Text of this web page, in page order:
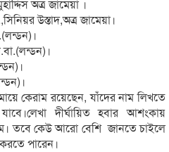
অত্র জামেয়া ।
উস্তাদ,অত্র জামেয়া।
কেরাম রয়েছেন, যাঁদের নাম লিখতে
দীর্ঘায়িত হবার আশংকায়
তবে কেউ আরো বেশি জানতে চাইলে
পারেন।